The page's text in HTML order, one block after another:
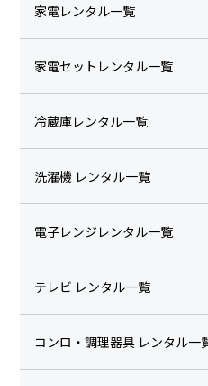
家電レンタル一覧
家電セットレンタル一覧
冷蔵庫レンタル一覧
洗濯機 レンタル一覧
電子レンジレンタル一覧
テレビ レンタル一覧
コンロ・調理器具 レンタル一